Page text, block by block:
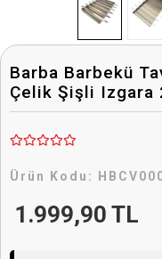
Barba Barbekü
Çelik Şişli Izgara
Ürün Kodu:
1.999,90 TL